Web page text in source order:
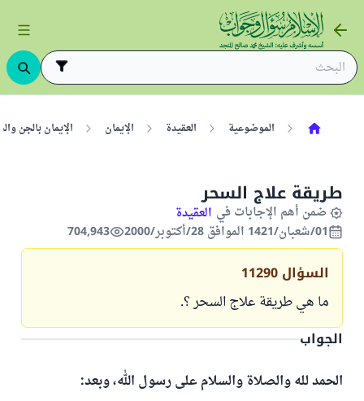
الموضوعية العقيدة الإيمان الإيمان بالجن
طريقة علاج السحر
ضمن أهم الإجابات في العقيدة
01/شعبان/1421 الموافق 28/أكتوبر/2000
704,943
السؤال 11290
ما هي طريقة علاج السحر ؟.
الجواب
الحمد لله والصلاة والسلام على رسول الله، وبعد: